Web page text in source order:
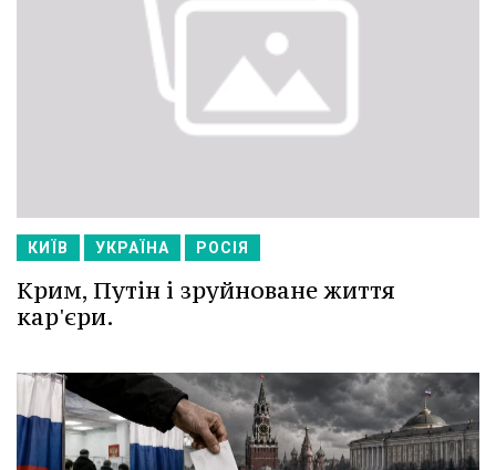
КИЇВ УКРАЇНА РОСІЯ
Крим, Путін і зруйноване життя
кар'єри.